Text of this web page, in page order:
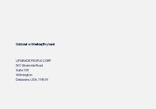
Oddział w Wielkiej Brytanii
UPGRADE PEOPLE CORP
501 Silverside Road
Suite 105
Wilmington
Delaware, USA, 19809